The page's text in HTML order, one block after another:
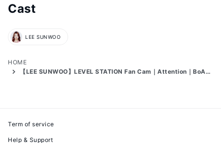
HOME
【LEE SUNWOO】LEVEL STATION Fan Cam｜Attention｜BoA「Girls On Top」
①「Fancast」をダウンロード
②ログインしてUNIVERSE TICKETの画像をタップ
Cast
LEE SUNWOO
Term of service
Help & Support